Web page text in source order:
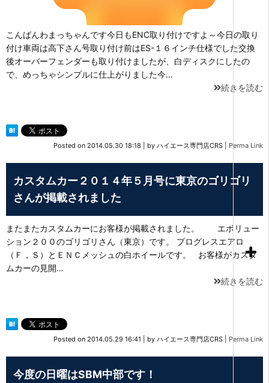
こんばんわまっちゃんです今日もENC取り付けですよ～今日の取り
付け車両は高下さん号取り付け前はES-１６インチ仕様でした交換
後オーバーフェンダーも取り付けましたが、白ディスクにしたの
で、めっちゃシンプルに仕上がりました今…
続きを読む
Posted on 2014.05.30 18:18 by ハイエース専門店CRS Perma Link
カスタムカー２０１４年５月号に東京のゴリゴリ
さんが掲載されました
またまたカスタムカーにお客様が掲載されました。 エボリュー
ション２００のゴリゴリさん（東京）です。 プログレスエアロ
（Ｆ，Ｓ）とＥＮＣメッシュの白ホイールです。 お客様がカスタ
ムカーの見開…
続きを読む
Posted on 2014.05.29 16:41 by ハイエース専門店CRS Perma Link
今度の日曜はSBM中部です！